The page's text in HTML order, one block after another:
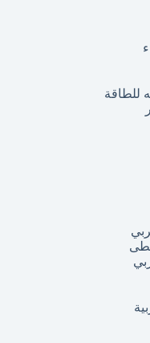
للطاقة